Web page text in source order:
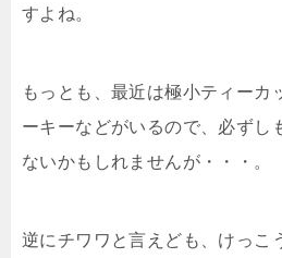
すよね。
もっとも、最近は極小ティーカ
ーキーなどがいるので、必ずし
ないかもしれませんが・・・。
逆にチワワと言えども、けっこ